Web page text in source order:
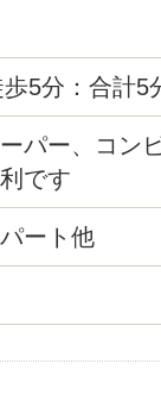
5分：合計5
パー、コン
です
ート他